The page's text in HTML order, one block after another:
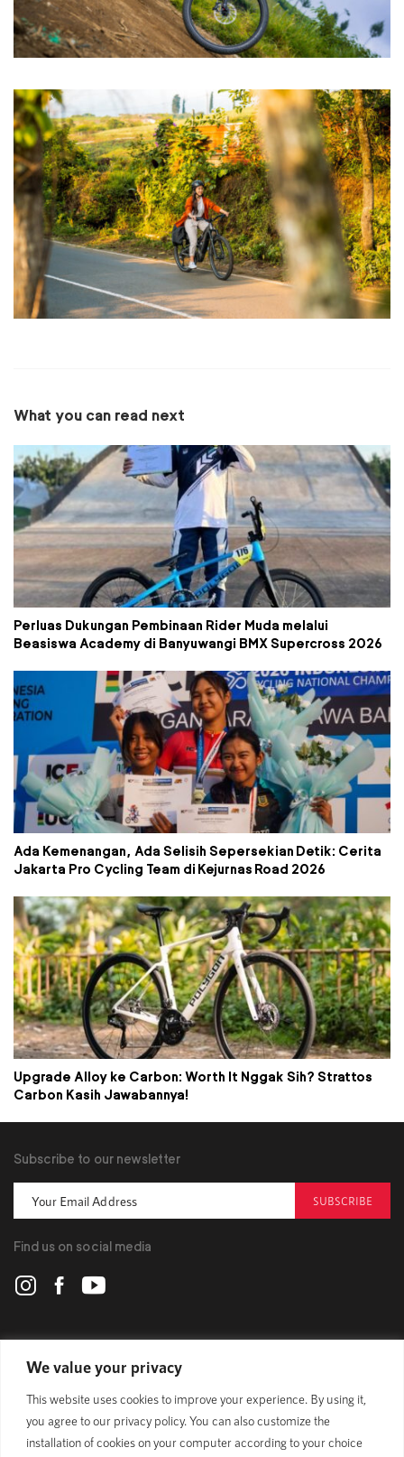
We value your privacy
This website uses cookies to improve your experience. By using it,
you agree to our privacy policy. You can also customize the
installation of cookies on your computer according to your choice
What you can read next
Perluas Dukungan Pembinaan Rider Muda melalui
Beasiswa Academy di Banyuwangi BMX Supercross 2026
Ada Kemenangan, Ada Selisih Sepersekian Detik: Cerita
Jakarta Pro Cycling Team di Kejurnas Road 2026
Upgrade Alloy ke Carbon: Worth It Nggak Sih? Strattos
Carbon Kasih Jawabannya!
POLYGON
BIKES
SUPPORT
Subscribe to our newsletter
SUBSCRIBE
Find us on social media